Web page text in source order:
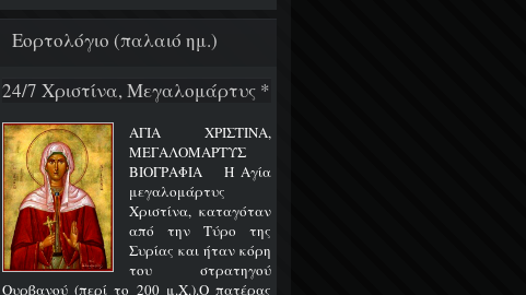
Εορτολόγιο (παλαιό ημ.)
24/7 Χριστίνα, Μεγαλομάρτυς *
ΑΓΙΑ ΧΡΙΣΤΙΝΑ,
ΜΕΓΑΛΟΜΑΡΤΥΣ
ΒΙΟΓΡΑΦΙΑ Η Αγία
μεγαλομάρτυς
Χριστίνα, καταγόταν
από την Τύρο της
Συρίας και ήταν κόρη
του στρατηγού
Ουρβανού (περί το 200 μ.Χ.).Ο πατέρας